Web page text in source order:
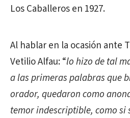
Los Caballeros en 1927.
Al hablar en la ocasión ante
Vetilio Alfau: “lo hizo de tal
a las primeras palabras que
orador, quedaron como
temor indescriptible, como si